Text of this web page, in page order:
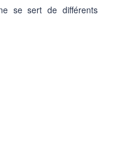
se sert de différents